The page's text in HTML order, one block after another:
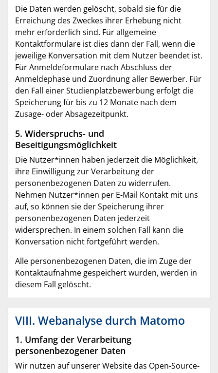
Die Daten werden gelöscht, sobald sie für die
Erreichung des Zweckes ihrer Erhebung nicht
mehr erforderlich sind. Für allgemeine
Kontaktformulare ist dies dann der Fall, wenn die
jeweilige Konversation mit dem Nutzer beendet ist.
Für Anmeldeformulare nach Abschluss der
Anmeldephase und Zuordnung aller Bewerber. Für
den Fall einer Studienplatzbewerbung erfolgt die
Speicherung für bis zu 12 Monate nach dem
Zusage- oder Absagezeitpunkt.
5. Widerspruchs- und
Beseitigungsmöglichkeit
Die Nutzer*innen haben jederzeit die Möglichkeit,
ihre Einwilligung zur Verarbeitung der
personenbezogenen Daten zu widerrufen.
Nehmen Nutzer*innen per E-Mail Kontakt mit uns
auf, so können sie der Speicherung ihrer
personenbezogenen Daten jederzeit
widersprechen. In einem solchen Fall kann die
Konversation nicht fortgeführt werden.
Alle personenbezogenen Daten, die im Zuge der
Kontaktaufnahme gespeichert wurden, werden in
diesem Fall gelöscht.
VIII. Webanalyse durch Matomo
1. Umfang der Verarbeitung
personenbezogener Daten
Wir nutzen auf unserer Website das Open-Source-